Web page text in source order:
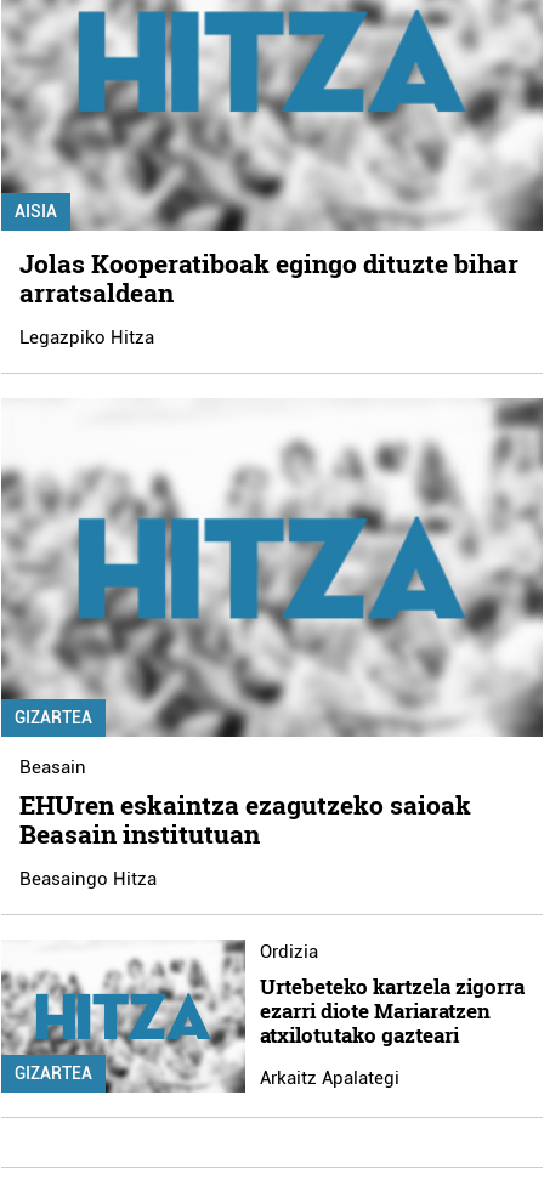
AISIA
Jolas Kooperatiboak egingo dituzte bihar
arratsaldean
Legazpiko Hitza
GIZARTEA
Beasain
EHUren eskaintza ezagutzeko saioak
Beasain institutuan
Beasaingo Hitza
GIZARTEA
Ordizia
Urtebeteko kartzela zigorra
ezarri diote Mariaratzen
atxilotutako gazteari
Arkaitz Apalategi